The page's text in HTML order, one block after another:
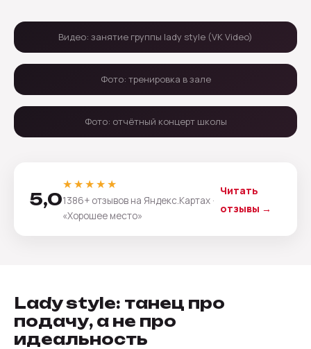
Видео: занятие группы lady style (VK Video)
Фото: тренировка в зале
Фото: отчётный концерт школы
5,0
★★★★★
1386+ отзывов на Яндекс.Картах ·
«Хорошее место»
Читать
отзывы →
Lady style: танец про
подачу, а не про
идеальность